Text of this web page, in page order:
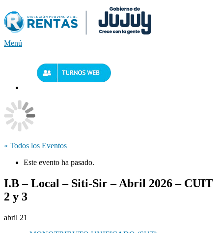
al
contenido
Menú
« Todos los Eventos
Este evento ha pasado.
I.B – Local – Siti-Sir – Abril 2026 – CUIT
2 y 3
abril 21